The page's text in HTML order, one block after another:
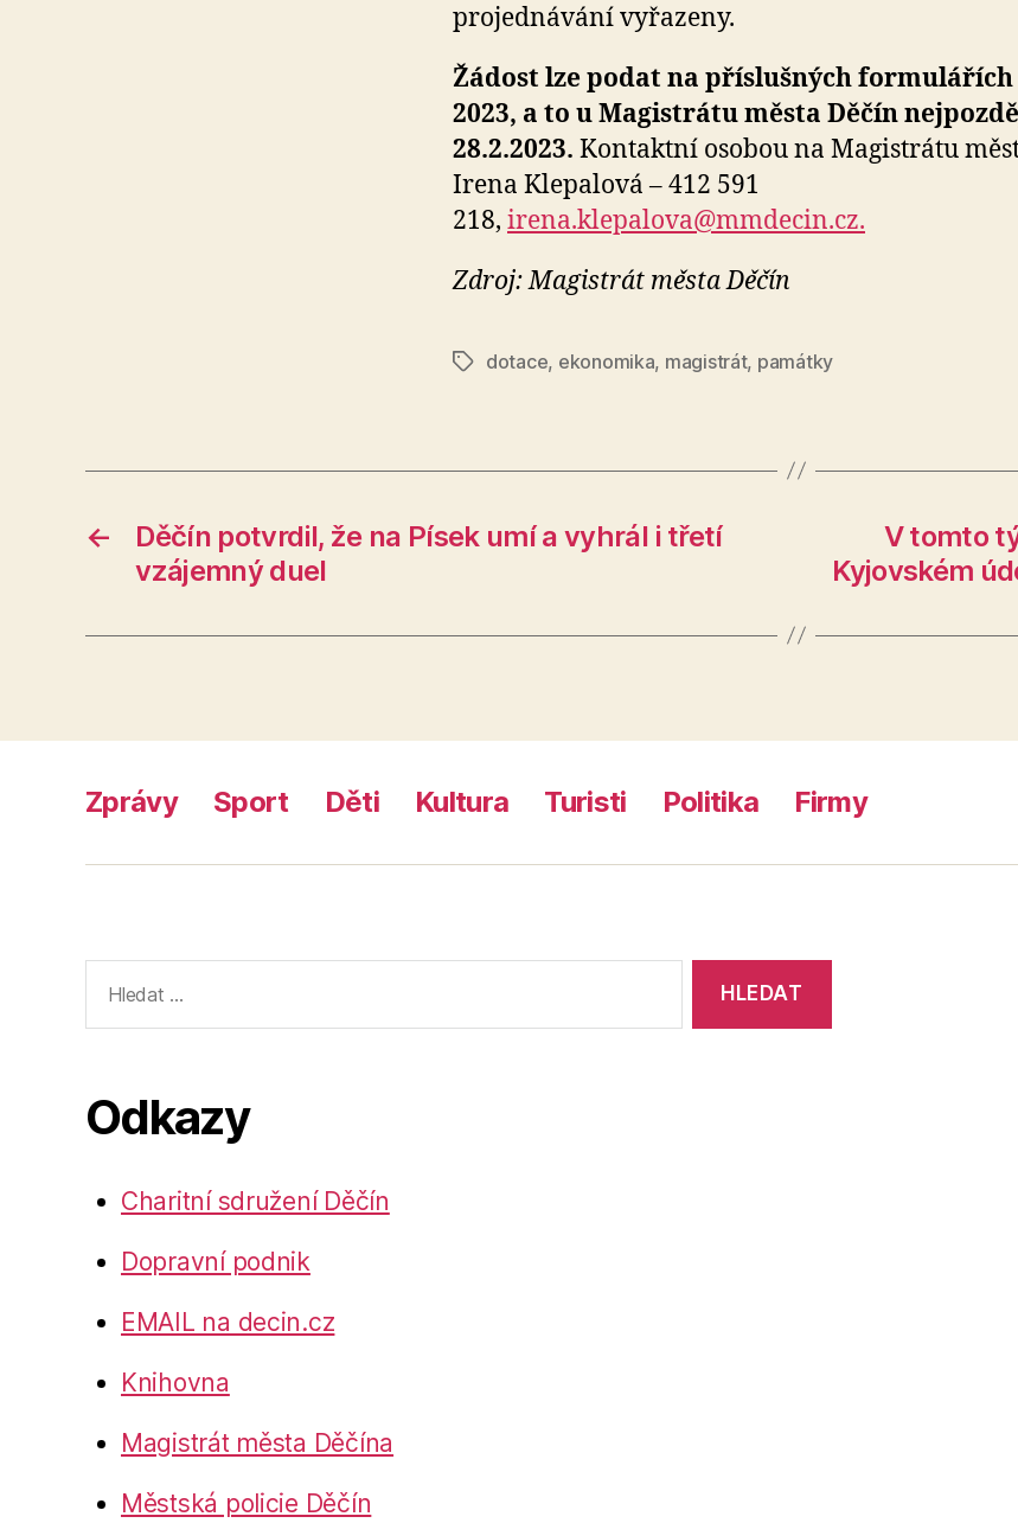
projednávání vyřazeny.
Žádost lze podat na příslušných
2023, a to u Magistrátu města Děčín
28.2.2023. Kontaktní osobou na Magistrátu
Irena Klepalová – 412 591
218, irena.klepalova@mmdecin.cz.
Zdroj: Magistrát města Děčín
Štítkydotace, ekonomika, magistrát, památky
←
Děčín potvrdil, že na Písek umí a vyhrál i třetí
vzájemný duel
V tomto
Kyjovském
Zprávy Sport Děti Kultura Turisti Politika Firmy
vyhledávání:
Odkazy
Charitní sdružení Děčín
Dopravní podnik
EMAIL na decin.cz
Knihovna
Magistrát města Děčína
Městská policie Děčín